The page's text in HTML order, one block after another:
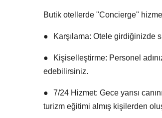
Butik otellerde "Concierge"
● Karşılama: Otele girdiğinizde
● Kişiselleştirme: Personel
edebilirsiniz.
● 7/24 Hizmet: Gece yarısı
turizm eğitimi almış kişilerden